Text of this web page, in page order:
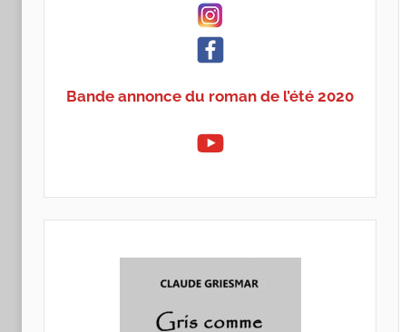
Bande annonce du roman de l’été 2020